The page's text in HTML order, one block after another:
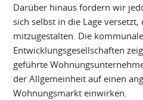
Darüber hinaus fordern wir
sich selbst in die Lage
mitzugestalten. Die
Entwicklungsgesellschaften
geführte
der Allgemeinheit auf einen
Wohnungsmarkt einwirken.